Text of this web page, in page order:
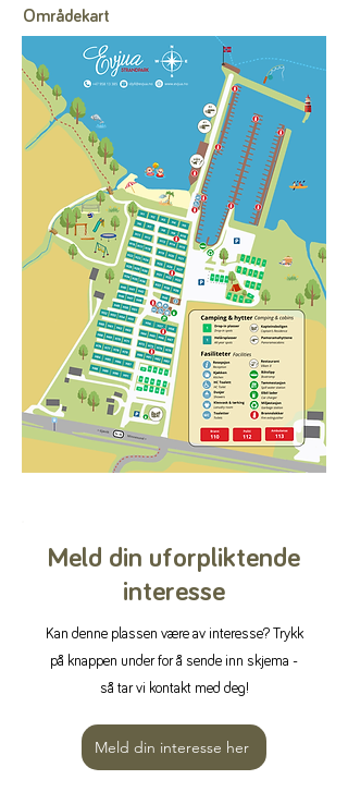
Områdekart
Meld din uforpliktende
interesse
Kan denne plassen være av interesse? Trykk
på knappen under for å sende inn skjema -
så tar vi kontakt med deg!
Meld din interesse her